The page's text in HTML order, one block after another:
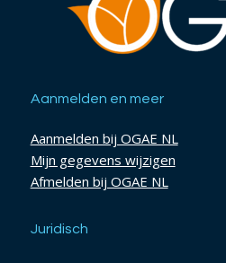
Aanmelden en meer
Aanmelden bij OGAE NL
Mijn gegevens wijzigen
Afmelden bij OGAE NL
Juridisch